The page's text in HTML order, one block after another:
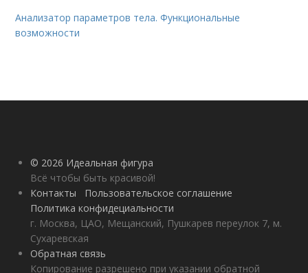
Анализатор параметров тела. Функциональные
возможности
© 2026 Идеальная фигура
Всё чтобы быть красивой!
Контакты
Пользовательское соглашение
Политика конфидециальности
г. Москва, ЦАО, Мещанский, Пушкарев переулок 7, м.
Сухаревская
Обратная связь
Копирование разрешено при указании обратной